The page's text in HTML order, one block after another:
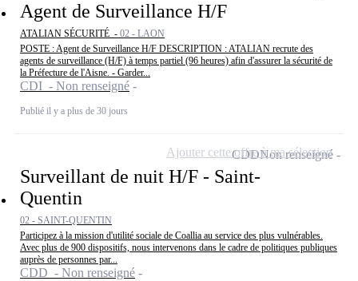
Agent de Surveillance H/F
ATALIAN SÉCURITÉ - 02 - LAON
POSTE : Agent de Surveillance H/F DESCRIPTION : ATALIAN recrute des
agents de surveillance (H/F) à temps partiel (96 heures) afin d'assurer la sécurité de
la Préfecture de l'Aisne. - Garder...
CDI - Non renseigné
Publié il y a plus de 30 jours
Surveillant de nuit H/F - Saint-
Quentin
02 - SAINT-QUENTIN
Participez à la mission d'utilité sociale de Coallia au service des plus vulnérables.
Avec plus de 900 dispositifs, nous intervenons dans le cadre de politiques publiques
auprès de personnes par...
CDD - Non renseigné
CDDNon renseigné
Ajouter cette offre à ma sélection